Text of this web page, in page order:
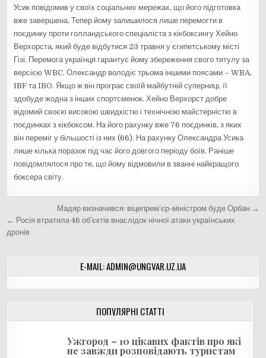
Усик повідомив у своїх соціальних мережах, що його підготовка
вже завершена. Тепер йому залишилося лише перемогти в
поєдинку проти голландського спеціаліста з кікбоксингу Хейно
Верхорста, який буде відбутися 23 травня у єгипетському місті
Гізі. Перемога українця гарантує йому збереження свого титулу за
версією WBC. Олександр володіє трьома іншими поясами – WBA,
IBF та IBO. Якщо ж він програє своїй майбутній суперниці, її
здобуде жодна з інших спортсменок. Хейно Верхорст добре
відомий своєю високою швидкістю і технічною майстерністю в
поєдинках з кікбоксом. На його рахунку вже 76 поєдинків, з яких
він переміг у більшості із них (66). На рахунку Олександра Усика
лише кілька поразок під час його довгого періоду боїв. Раніше
повідомлялося про те, що йому відмовили в званні найкращого
боксера світу.
а
в
і
г
а
і
Мадяр визначився: віцепрем’єр-міністром буде Орбан →
← Росія втратила 46 об’єктів внаслідок нічної атаки українських
дронів
E-MAIL: ADMIN@UNGVAR.UZ.UA
ПОПУЛЯРНІ СТАТТІ
Ужгород – 10 цікавих фактів про які
не завжди розповідають туристам